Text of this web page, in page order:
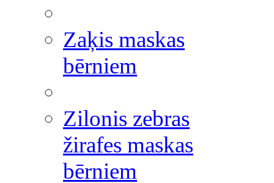
Zaķis maskas
bērniem
Zilonis zebras
žirafes maskas
bērniem